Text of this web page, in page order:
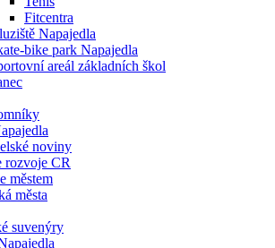
Fitcentra
Napajedla
bike park Napajedla
areál základních škol
noviny
rozvoje CR
městem
města
suvenýry